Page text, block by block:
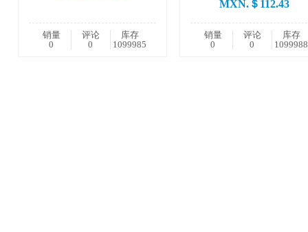
销量
0
评论
0
库存
1099985
MXN.＄112.43
销量
0
评论
0
库存
1099988